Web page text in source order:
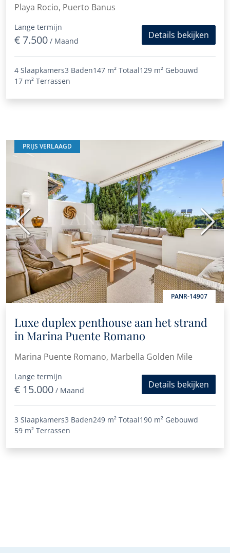
Playa Rocio, Puerto Banus
Lange termijn
€ 7.500 / Maand
Details bekijken
4 Slaapkamers3 Baden147 m² Totaal129 m² Gebouwd
17 m² Terrassen
PRIJS VERLAAGD
PANR-14907
Vorige
Luxe duplex penthouse aan het strand
in Marina Puente Romano
Marina Puente Romano, Marbella Golden Mile
Lange termijn
€ 15.000 / Maand
Details bekijken
3 Slaapkamers3 Baden249 m² Totaal190 m² Gebouwd
59 m² Terrassen